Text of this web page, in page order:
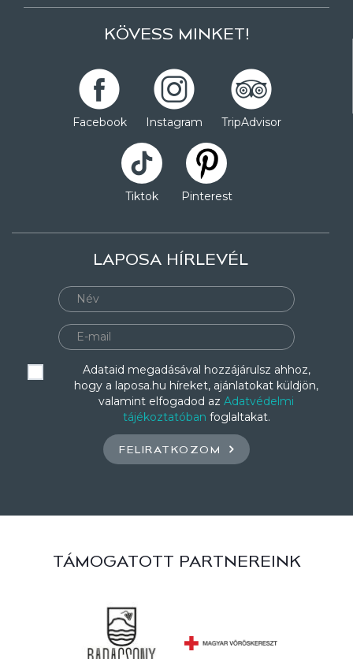
KÖVESS MINKET!
Facebook Instagram TripAdvisor
Tiktok Pinterest
LAPOSA HÍRLEVÉL
Adataid megadásával hozzájárulsz ahhoz,
hogy a laposa.hu híreket, ajánlatokat küldjön,
valamint elfogadod az Adatvédelmi
tájékoztatóban foglaltakat.
FELIRATKOZOM
TÁMOGATOTT PARTNEREINK